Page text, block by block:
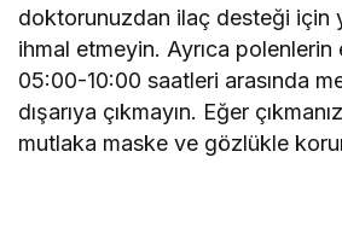
doktorunuzdan ilaç desteği için
ihmal etmeyin. Ayrıca
05:00-10:00 saatleri arasında
dışarıya çıkmayın. Eğer
mutlaka maske ve gözlükle